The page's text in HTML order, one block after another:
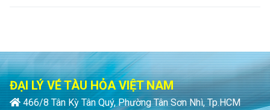
ĐẠI LÝ VÉ TÀU HỎA VIỆT NAM
466/8 Tân Kỳ Tân Quý, Phường Tân Sơn Nhì, Tp.HCM